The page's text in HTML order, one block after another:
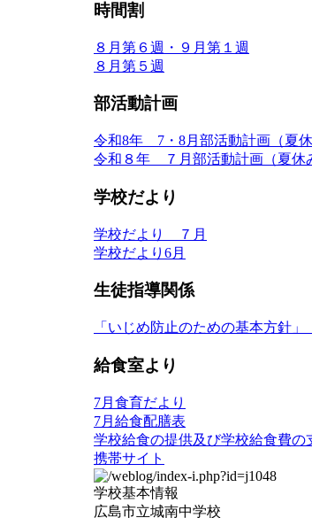
時間割
８月第６週・９月第１週
８月第５週
部活動計画
令和8年 7・8月部活動計画（夏休
令和８年 ７月部活動計画（夏休
学校だより
学校だより ７月
学校だより6月
生徒指導関係
「いじめ防止のための基本方針」
給食室より
7月食育だより
7月給食配膳表
学校給食の提供及び学校給食費
携帯サイト
学校基本情報
広島市立城南中学校